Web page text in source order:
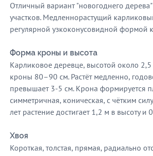
Отличный вариант "новогоднего
участков. Медленнорастущий
регулярной узкоконусовидной формой
Форма кроны и высота
Карликовое деревце, высотой около
кроны 80–90 см. Растёт медленно,
превышает 3-5 см. Крона формируется
симметричная, коническая, с чётким
лет растение достигает 1,2 м в высоту и
Хвоя
Короткая, толстая, прямая, радиально